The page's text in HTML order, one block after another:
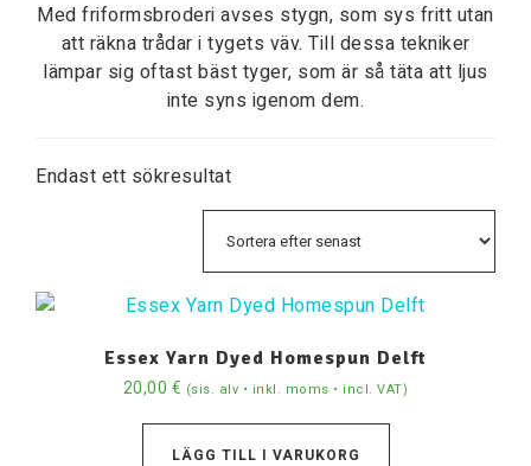
Med friformsbroderi avses stygn, som sys fritt utan
att räkna trådar i tygets väv. Till dessa tekniker
lämpar sig oftast bäst tyger, som är så täta att ljus
inte syns igenom dem.
Endast ett sökresultat
Essex Yarn Dyed Homespun Delft
20,00 € (sis. alv • inkl. moms • incl. VAT)
LÄGG TILL I VARUKORG